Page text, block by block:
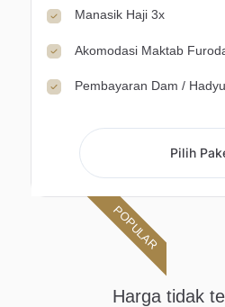
Manasik Haji 3x
Akomodasi Maktab
Pembayaran Dam /
Pilih
POPULAR
Harga tidak